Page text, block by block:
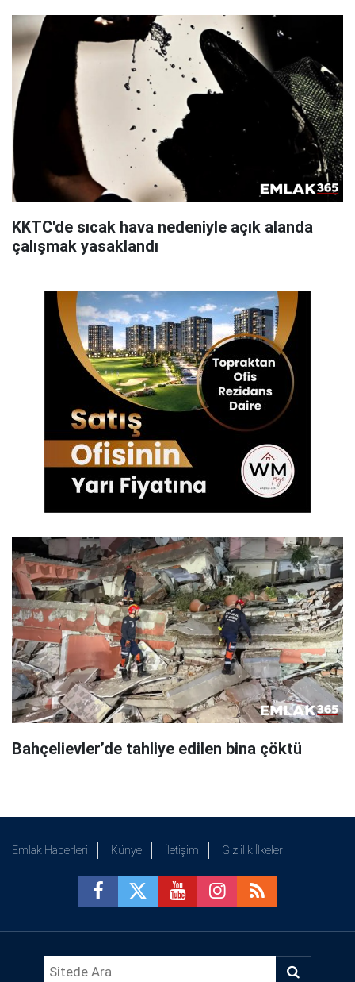
KKTC'de sıcak hava nedeniyle açık alanda
çalışmak yasaklandı
Bahçelievler’de tahliye edilen bina çöktü
Emlak Haberleri Künye İletişim Gizlilik İlkeleri